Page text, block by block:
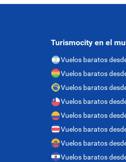
Turismocity en el
Vuelos baratos
Vuelos baratos
Vuelos baratos
Vuelos baratos
Vuelos baratos
Vuelos baratos
Vuelos baratos
Vuelos baratos